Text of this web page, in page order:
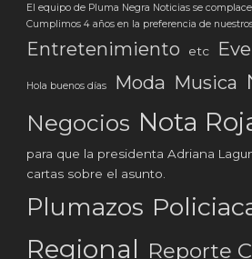
El equipo de Pluma Negra Noticias se
Cumplimos 4 años en la preferencia de
Entretenimiento etc
Hola buenos días Moda Musica
Negocios Nota
para que la presidenta Adriana
cartas sobre el asunto.
Plumazos
Regional Reporte